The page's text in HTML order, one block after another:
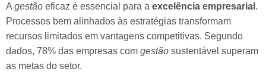
A gestão eficaz é essencial para a excelência empresarial .
Processos bem alinhados às estratégias transformam
recursos limitados em vantagens competitivas. Segundo
dados, 78% das empresas com gestão sustentável superam
as metas do setor.